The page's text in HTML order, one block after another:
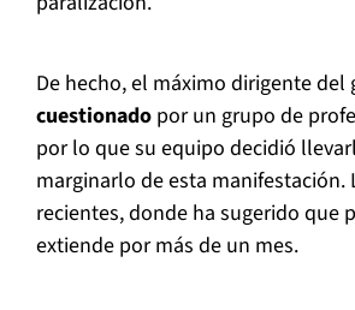
De hecho, el máximo dirigente del
cuestionado por un grupo de
por lo que su equipo decidió
marginarlo de esta
recientes, donde ha sugerido que
extiende por más de un mes.